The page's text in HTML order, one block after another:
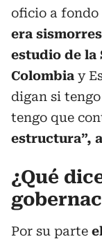
oficio a fondo
era
estudio de la
Colombia y
digan si
tengo que
estructura”,
¿Qué
Por su parte